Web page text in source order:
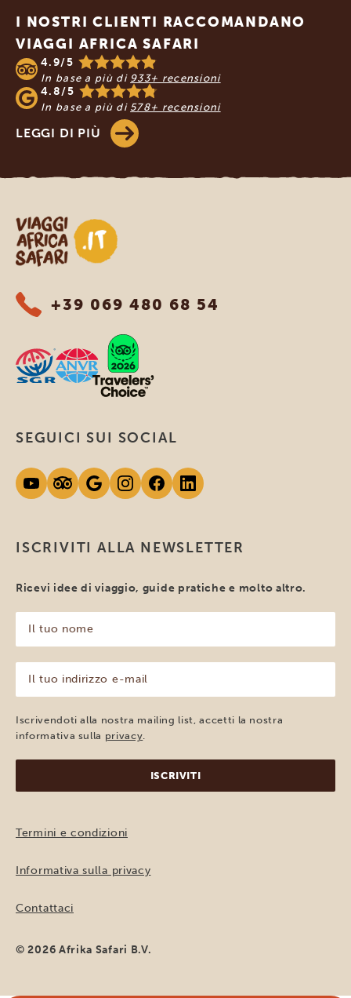
I NOSTRI CLIENTI RACCOMANDANO
VIAGGI AFRICA SAFARI
4.9/5
In base a più di 933+ recensioni
4.8/5
In base a più di 578+ recensioni
LEGGI DI PIÙ
Viaggi Africa Safari
+39 069 480 68 54
ISCRIVITI ALLA NEWSLETTER
Ricevi idee di viaggio, guide pratiche e molto altro.
tuo
nome
(Obbligatorio)
tuo
indirizzo
e-
mail
Iscrivendoti alla nostra mailing list, accetti la nostra
informativa sulla privacy
SEGUICI SUI SOCIAL
Termini e condizioni
Informativa sulla privacy
Contattaci
© 2026 Afrika Safari B.V.